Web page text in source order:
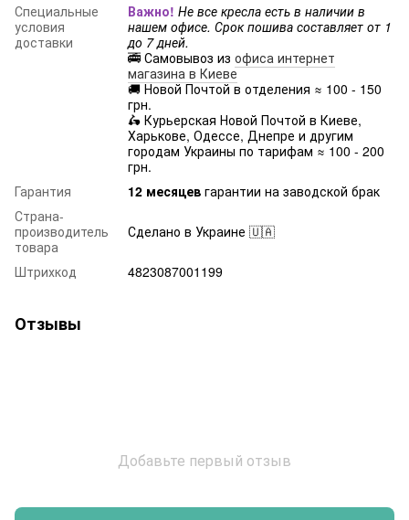
Специальные
условия
доставки
Важно! Не все кресла есть в наличии в
нашем офисе. Срок пошива составляет от 1
до 7 дней.
🚎 Самовывоз из офиса интернет
магазина в Киеве
🚚 Новой Почтой в отделения ≈ 100 - 150
грн.
🛵 Курьерская Новой Почтой в Киеве,
Харькове, Одессе, Днепре и другим
городам Украины по тарифам ≈ 100 - 200
грн.
Гарантия
12 месяцев гарантии на заводской брак
Страна-
производитель
товара
Сделано в Украине 🇺🇦
Штрихкод 4823087001199
Отзывы
Добавьте первый отзыв